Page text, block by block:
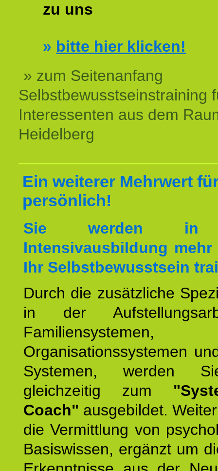
zu uns
» bitte hier klicken!
» zum Seitenanfang
Selbstbewusstseinstraining
Interessenten aus dem
Heidelberg
Ein weiterer Mehrwert
persönlich!
Sie werden in
Intensivausbildung
Ihr Selbstbewusstsein
Durch die zusätzliche
in der
Familiensystemen,
Organisationssystemen
Systemen, werden
gleichzeitig zum
Coach" ausgebildet.
die Vermittlung von
Basiswissen, ergänzt um